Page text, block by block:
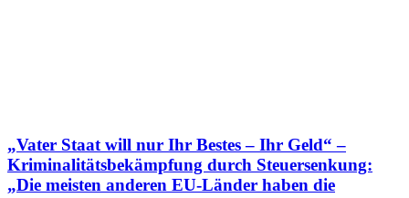
„Vater Staat will nur Ihr Bestes – Ihr Geld“ –
Kriminalitätsbekämpfung durch Steuersenkung:
„Die meisten anderen EU-Länder haben die